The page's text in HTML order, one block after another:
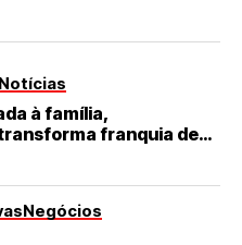
à família,
franquia de
de destaque no RN
Negócios